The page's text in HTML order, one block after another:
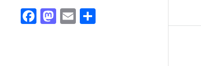
Facebook
Mastodon
EmailShare